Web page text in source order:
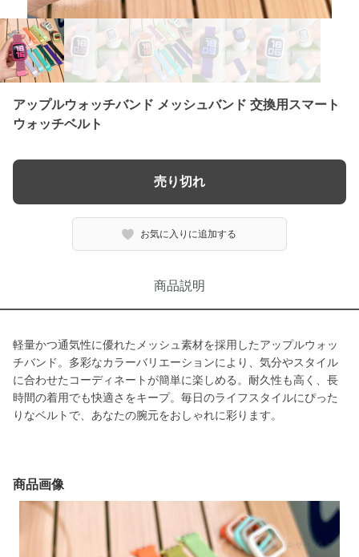
アップルウォッチバンド メッシュバンド 交換用スマート
ウォッチベルト
売り切れ
お気に入りに追加する
商品説明
軽量かつ通気性に優れたメッシュ素材を採用したアップルウォッ
チバンド。多彩なカラーバリエーションにより、気分やスタイル
に合わせたコーディネートが簡単に楽しめる。耐久性も高く、長
時間の着用でも快適さをキープ。毎日のライフスタイルにぴった
りなベルトで、あなたの腕元をおしゃれに彩ります。
商品画像